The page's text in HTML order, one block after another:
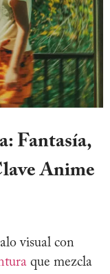
Fantasía,
Anime
visual con
que mezcla